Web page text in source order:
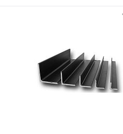
Купить в 1 клик
Сравнение
В избранное
Под заказ